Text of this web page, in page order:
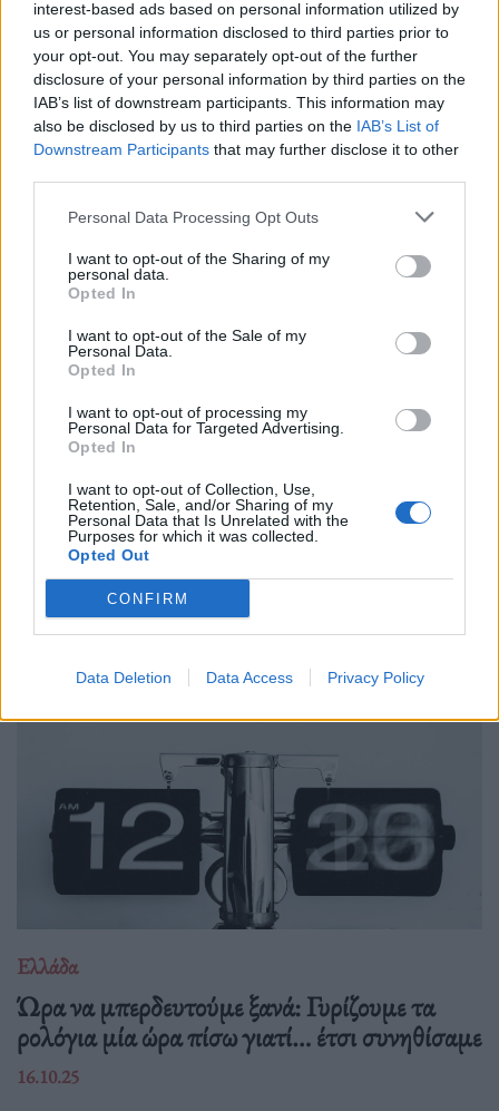
interest-based ads based on personal information utilized by
us or personal information disclosed to third parties prior to
your opt-out. You may separately opt-out of the further
disclosure of your personal information by third parties on the
IAB’s list of downstream participants. This information may
also be disclosed by us to third parties on the IAB’s List of
Downstream Participants that may further disclose it to other
Personal Data Processing Opt Outs
I want to opt-out of the Sharing of my
personal data.
Opted In
I want to opt-out of the Sale of my
Personal Data.
Opted In
I want to opt-out of processing my
Personal Data for Targeted Advertising.
Opted In
I want to opt-out of Collection, Use,
Retention, Sale, and/or Sharing of my
Personal Data that Is Unrelated with the
Purposes for which it was collected.
Opted Out
CONFIRM
Data Deletion Data Access Privacy Policy
Πηγή: ΑΠΕ-ΜΠΕ
στο Google News
Newsroom
Δείτε επίσης
Ελλάδα
Ώρα να μπερδευτούμε ξανά: Γυρίζουμε τα
ρολόγια μία ώρα πίσω γιατί… έτσι συνηθίσαμε
16.10.25